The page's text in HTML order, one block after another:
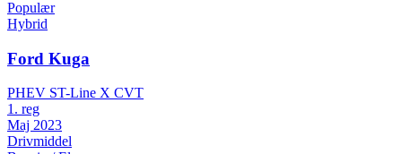
Populær
Hybrid
Ford Kuga
PHEV ST-Line X CVT
1. reg
Maj 2023
Drivmiddel